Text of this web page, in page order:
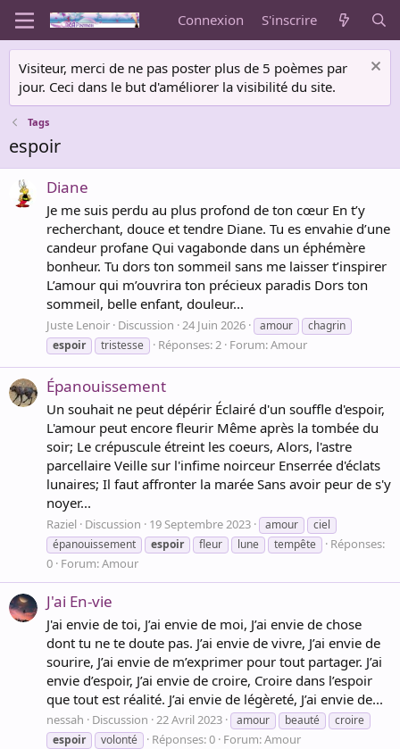
Connexion S'inscrire
Visiteur, merci de ne pas poster plus de 5 poèmes par
jour. Ceci dans le but d'améliorer la visibilité du site.
Tags
espoir
Diane
Je me suis perdu au plus profond de ton cœur En t’y
recherchant, douce et tendre Diane. Tu es envahie d’une
candeur profane Qui vagabonde dans un éphémère
bonheur. Tu dors ton sommeil sans me laisser t’inspirer
L’amour qui m’ouvrira ton précieux paradis Dors ton
sommeil, belle enfant, douleur...
Juste Lenoir Discussion 24 Juin 2026 amour
chagrin
espoir
tristesse Réponses: 2 Forum:Amour
Épanouissement
Un souhait ne peut dépérir Éclairé d'un souffle d'espoir,
L'amour peut encore fleurir Même après la tombée du
soir; Le crépuscule étreint les coeurs, Alors, l'astre
parcellaire Veille sur l'infime noirceur Enserrée d'éclats
lunaires; Il faut affronter la marée Sans avoir peur de s'y
noyer...
Raziel Discussion 19 Septembre 2023 amour
ciel
épanouissement
espoir fleur lune tempête
Réponses:
0 Forum:Amour
J'ai En-vie
J'ai envie de toi, J’ai envie de moi, J’ai envie de chose
dont tu ne te doute pas. J’ai envie de vivre, J’ai envie de
sourire, J’ai envie de m’exprimer pour tout partager. J’ai
envie d’espoir, J’ai envie de croire, Croire dans l’espoir
que tout est réalité. J’ai envie de légèreté, J’ai envie de...
nessah Discussion 22 Avril 2023 amour beauté
croire
espoir
volonté Réponses: 0 Forum:Amour